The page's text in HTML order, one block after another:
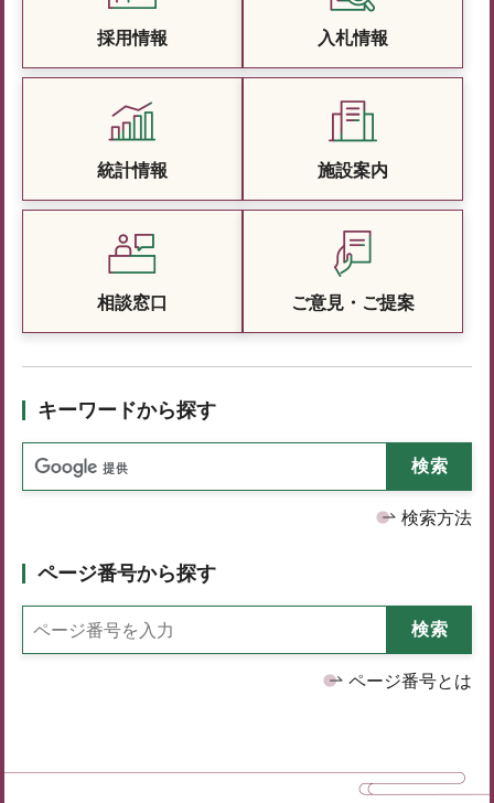
採用情報 入札情報
統計情報 施設案内
相談窓口 ご意見・ご提案
キーワードから探す
検索方法
ページ番号から探す
ページ番号とは